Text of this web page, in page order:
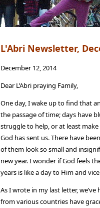
L'Abri Newsletter,
December 12, 2014
Dear L’Abri praying Family,
One day, I wake up to find that
the passage of time; days have
struggle to help, or at least
God has sent us. There have
of them look so small and
new year. I wonder if God feels
years is like a day to Him and
As I wrote in my last letter,
from various countries have